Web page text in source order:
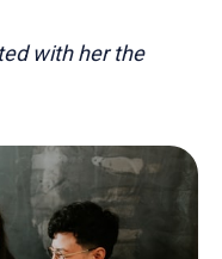
with her the